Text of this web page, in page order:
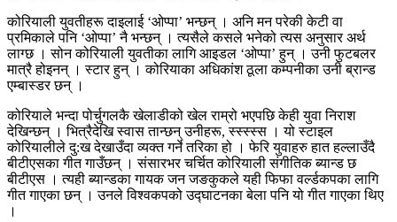
कोरियाली युवतीहरू दाइलाई ‘ओप्पा’ भन्छन् । अनि मन परेकी केटी वा
प्रमिकाले पनि ‘ओप्पा’ नै भन्छन् । त्यसैले कसले भनेको त्यस अनुसार अर्थ
लाग्छ । सोन कोरियाली युवतीका लागि आइडल ‘ओप्पा’ हुन् । उनी फुटबलर
मात्रै होइनन् । स्टार हुन् । कोरियाका अधिकांश ठूला कम्पनीका उनी ब्रान्ड
एम्बास्डर छन् ।
कोरियाले भन्दा पोर्चुगलकै खेलाडीको खेल राम्रो भएपछि केही युवा निराश
देखिन्छन् । भित्रैदेखि स्वास तान्छन् उनीहरू, स्स्स्स्स । यो स्टाइल
कोरियालीले दु:ख देखाउँदा व्यक्त गर्ने तरिका हो । फेरि युवाहरु हात हल्लाउँदै
बीटीएसका गीत गाउँछन् । संसारभर चर्चित कोरियाली संगीतिक ब्यान्ड छ
बीटीएस । त्यही ब्यान्डका गायक जन जङकुकले यही फिफा वर्ल्डकपका लागि
गीत गाएका छन् । उनले विश्वकपको उद्घाटनका बेला पनि यो गीत गाएका थिए
।